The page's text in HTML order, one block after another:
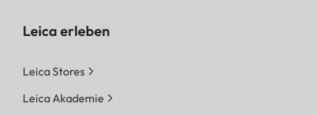
Leica erleben
Leica Stores
Leica Akademie